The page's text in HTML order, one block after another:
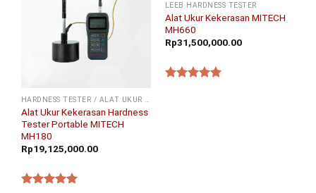
Alat Ukur Kekerasan Hardness
Tester Portable MITECH
MH180
Rp19,125,000.00
LEEB HARDNESS TESTER
Alat Ukur Kekerasan MITECH
MH660
Rp31,500,000.00